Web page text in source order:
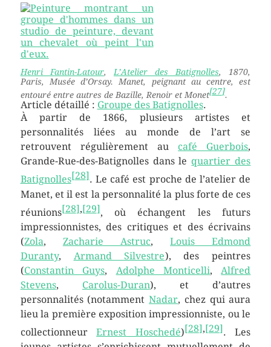
Henri Fantin-Latour, L’Atelier des Batignolles,
1870,
Paris, Musée d’Orsay. Manet, peignant au centre, est
entouré entre autres de Bazille, Renoir et Monet[27].
Article détaillé : Groupe des Batignolles.
À partir de 1866, plusieurs artistes et
personnalités liées au monde de l’art se
retrouvent régulièrement au café Guerbois,
Grande-Rue-des-Batignolles dans le quartier des
Batignolles[28]. Le café est proche de l’atelier de
Manet, et il est la personnalité la plus forte de ces
réunions[28],[29], où échangent les futurs
impressionnistes, des critiques et des écrivains
(Zola, Zacharie Astruc,Louis Edmond
Duranty, Armand Silvestre), des peintres
(Constantin Guys, Adolphe Monticelli,Alfred
Stevens, Carolus-Duran), et d’autres
personnalités (notammentNadar, chez qui aura
lieu la première exposition impressionniste, ou le
collectionneurErnest Hoschedé)[28],[29]. Les